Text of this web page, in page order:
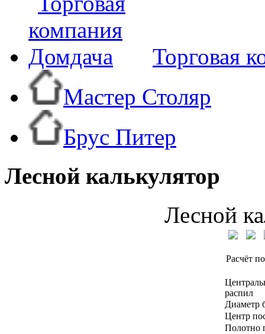
Торговая
Мастер Столяр
Брус Питер
Лесной калькулятор
Лесной
Расчёт
распил
Диаметр
Центр
Полотно